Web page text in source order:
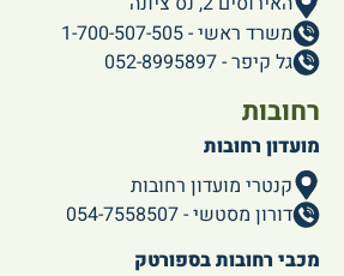
משרד ראשי - 1-700-507-505
גל קיפר - 052-8995897
רחובות
מועדון רחובות
קנטרי מועדון רחובות
דורון מסטשי - 054-7558507
מכבי רחובות בספורטק